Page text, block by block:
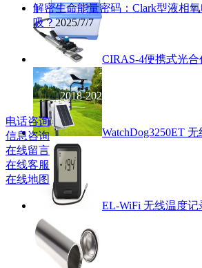
CIRAS-4便携式光
WatchDog3250ET
EL-WiFi 无线温度记
解密生命能量密码：Clark型液相
吸？2025/7/7
北京
2018-2021 版权
电话咨询
信息咨询
在线留言
在线客服
在线地图